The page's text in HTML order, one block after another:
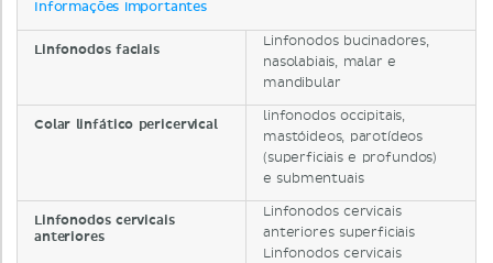
Informações importantes
Linfonodos faciais
Linfonodos bucinadores,
nasolabiais, malar e
mandibular
Colar linfático pericervical
linfonodos occipitais,
mastóideos, parotídeos
(superficiais e profundos)
e submentuais
Linfonodos cervicais
anteriores
Linfonodos cervicais
anteriores superficiais
Linfonodos cervicais